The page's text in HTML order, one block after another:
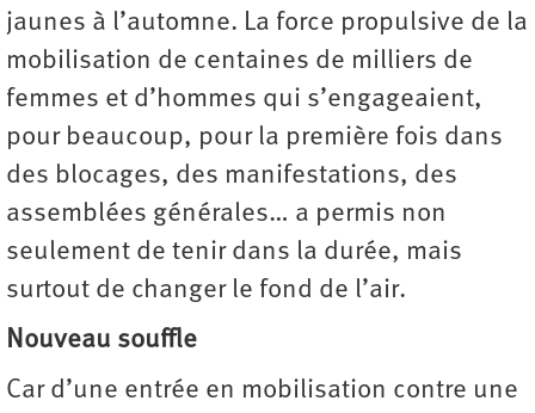
jaunes à l’automne. La force propulsive de la
mobilisation de centaines de milliers de
femmes et d’hommes qui s’engageaient,
pour beaucoup, pour la première fois dans
des blocages, des manifestations, des
assemblées générales… a permis non
seulement de tenir dans la durée, mais
surtout de changer le fond de l’air.
Nouveau souffle
Car d’une entrée en mobilisation contre une